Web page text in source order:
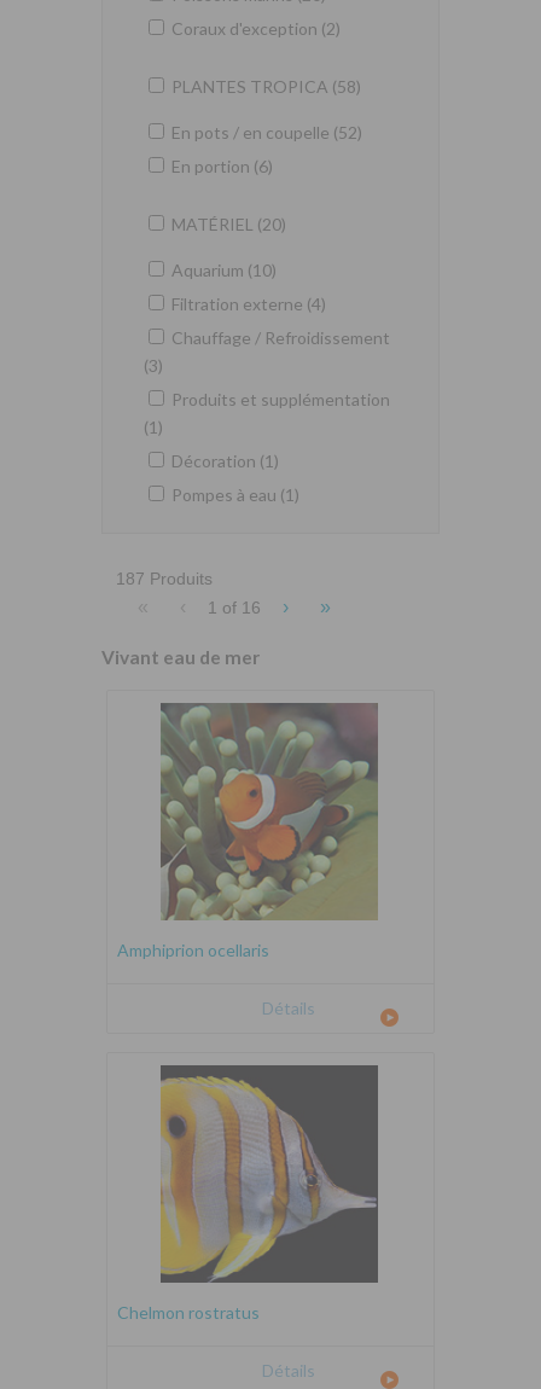
Coraux d'exception (2)
PLANTES TROPICA (58)
En pots / en coupelle (52)
En portion (6)
MATÉRIEL (20)
Aquarium (10)
Filtration externe (4)
Chauffage / Refroidissement
(3)
Produits et supplémentation
(1)
Décoration (1)
Pompes à eau (1)
187 Produits
« ‹ 1 of 16 › »
Vivant eau de mer
Amphiprion ocellaris
Détails
Chelmon rostratus
Détails